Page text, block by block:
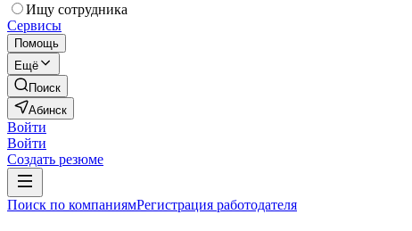
Ищу сотрудника
Сервисы
Помощь
Ещё
Поиск
Абинск
Войти
Войти
Создать резюме
Поиск по компаниямРегистрация работодателя